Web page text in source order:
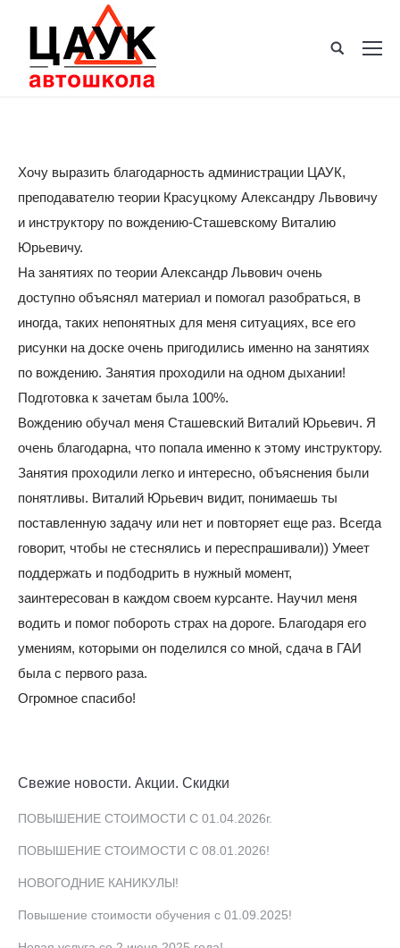
Хочу выразить благодарность администрации ЦАУК,
преподавателю теории Красуцкому Александру Львовичу
и инструктору по вождению-Сташевскому Виталию
Юрьевичу.
На занятиях по теории Александр Львович очень
доступно объяснял материал и помогал разобраться, в
иногда, таких непонятных для меня ситуациях, все его
рисунки на доске очень пригодились именно на занятиях
по вождению. Занятия проходили на одном дыхании!
Подготовка к зачетам была 100%.
Вождению обучал меня Сташевский Виталий Юрьевич. Я
очень благодарна, что попала именно к этому инструктору.
Занятия проходили легко и интересно, объяснения были
понятливы. Виталий Юрьевич видит, понимаешь ты
поставленную задачу или нет и повторяет еще раз. Всегда
говорит, чтобы не стеснялись и переспрашивали)) Умеет
поддержать и подбодрить в нужный момент,
заинтересован в каждом своем курсанте. Научил меня
водить и помог побороть страх на дороге. Благодаря его
умениям, которыми он поделился со мной, сдача в ГАИ
была с первого раза.
Огромное спасибо!
Свежие новости. Акции. Скидки
ПОВЫШЕНИЕ СТОИМОСТИ С 01.04.2026г.
ПОВЫШЕНИЕ СТОИМОСТИ С 08.01.2026!
НОВОГОДНИЕ КАНИКУЛЫ!
Повышение стоимости обучения с 01.09.2025!